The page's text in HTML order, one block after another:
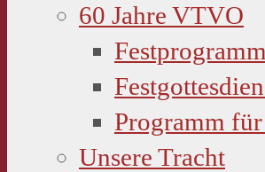
60 Jahre VTVO
Festprogramm
Programm
Unsere Tracht